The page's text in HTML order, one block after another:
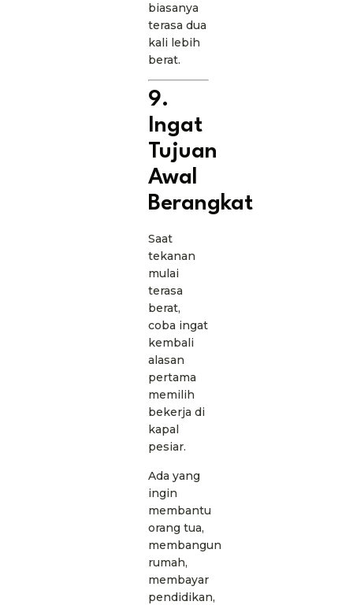
biasanya
terasa dua
kali lebih
berat.
9.
Ingat
Tujuan
Awal
Berangkat
Saat
tekanan
mulai
terasa
berat,
coba ingat
kembali
alasan
pertama
memilih
bekerja di
kapal
pesiar.
Ada yang
ingin
membantu
orang tua,
membangun
rumah,
membayar
pendidikan,